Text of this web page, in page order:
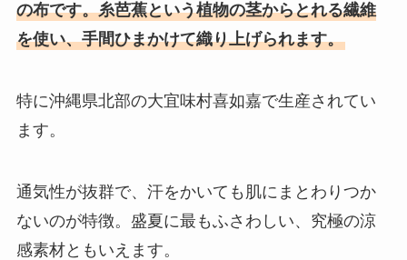
の布です。糸芭蕉という植物の茎からとれる繊維
を使い、手間ひまかけて織り上げられます。
特に沖縄県北部の大宜味村喜如嘉で生産されてい
ます。
通気性が抜群で、汗をかいても肌にまとわりつか
ないのが特徴。盛夏に最もふさわしい、究極の涼
感素材ともいえます。